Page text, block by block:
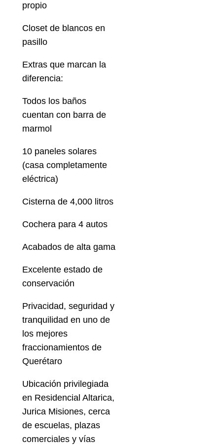
propio
Closet de blancos en
pasillo
Extras que marcan la
diferencia:
Todos los baños
cuentan con barra de
marmol
10 paneles solares
(casa completamente
eléctrica)
Cisterna de 4,000 litros
Cochera para 4 autos
Acabados de alta gama
Excelente estado de
conservación
Privacidad, seguridad y
tranquilidad en uno de
los mejores
fraccionamientos de
Querétaro
Ubicación privilegiada
en Residencial Altarica,
Jurica Misiones, cerca
de escuelas, plazas
comerciales y vías